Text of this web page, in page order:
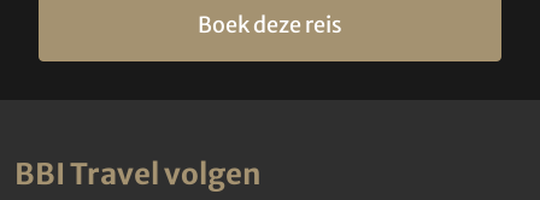
Boek deze reis
BBI Travel volgen